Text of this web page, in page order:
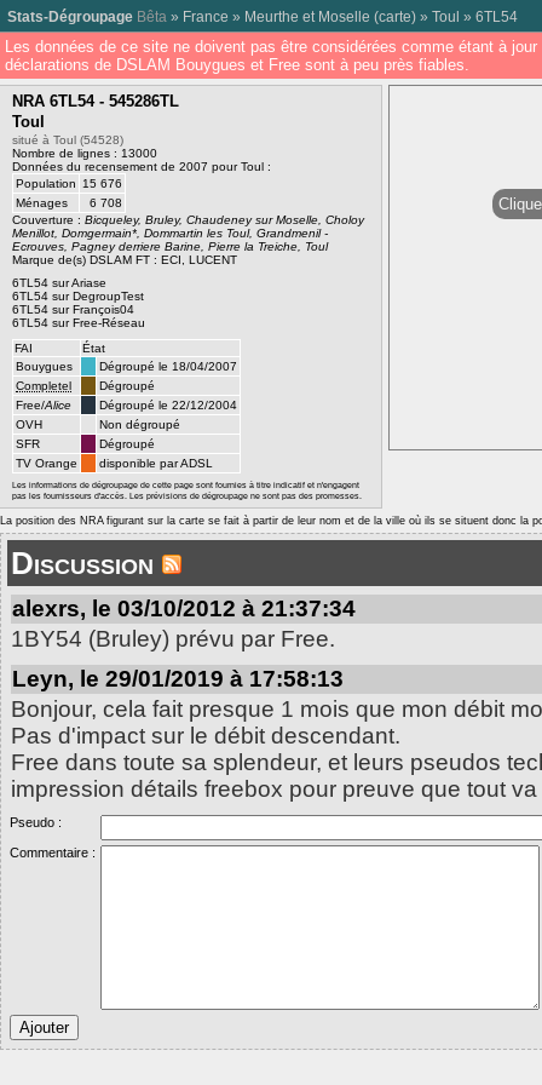
Stats-Dégroupage Bêta » France » Meurthe et Moselle (carte) » Toul » 6TL54
Les données de ce site ne doivent pas être considérées comme étant à
déclarations de DSLAM Bouygues et Free sont à peu près fiables.
NRA 6TL54 - 545286TL
Toul
situé à Toul (54528)
Nombre de lignes : 13000
Données du recensement de 2007 pour Toul :
Population
15 676
Ménages
6 708
Couverture : Bicqueley, Bruley, Chaudeney sur Moselle, Choloy
Menillot, Domgermain*, Dommartin les Toul, Grandmenil -
Ecrouves, Pagney derriere Barine, Pierre la Treiche, Toul
Marque de(s) DSLAM FT : ECI, LUCENT
6TL54 sur Ariase
6TL54 sur DegroupTest
6TL54 sur François04
6TL54 sur Free-Réseau
FAI
État
Bouygues
Dégroupé le 18/04/2007
Completel
Dégroupé
Free/Alice
Dégroupé le 22/12/2004
OVH
Non dégroupé
SFR
Dégroupé
TV Orange
disponible par ADSL
Les informations de dégroupage de cette page sont fournies à titre indicatif et n'engagent
pas les fournisseurs d'accès. Les prévisions de dégroupage ne sont pas des promesses.
La position des NRA figurant sur la carte se fait à partir de leur nom et de la ville où ils se situent donc la
Discussion
alexrs, le 03/10/2012 à 21:37:34
1BY54 (Bruley) prévu par Free.
Leyn, le 29/01/2019 à 17:58:13
Bonjour, cela fait presque 1 mois que mon débit
Pas d'impact sur le débit descendant.
Free dans toute sa splendeur, et leurs pseudos
impression détails freebox pour preuve que tout va
Pseudo :
Commentaire :